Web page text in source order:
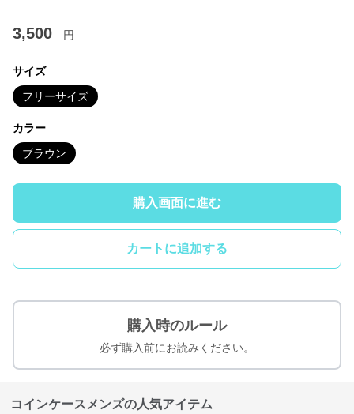
3,500 円
サイズ
フリーサイズ
カラー
ブラウン
購入画面に進む
カートに追加する
購入時のルール
必ず購入前にお読みください。
コインケースメンズの人気アイテム